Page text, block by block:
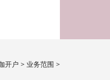
开户 > 业务范围 >